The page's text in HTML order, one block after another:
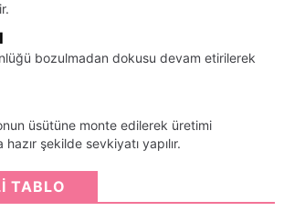
bozulmadan dokusu devam etirilerek
üsütüne monte edilerek üretimi
şekilde sevkiyatı yapılır.
TABLO